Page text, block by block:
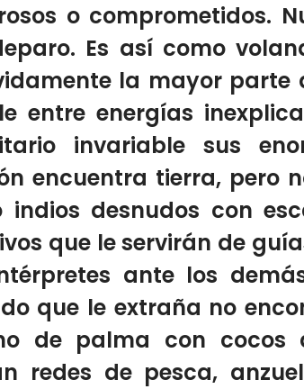
o comprometidos.
. Es así como
la mayor parte
entre energías
invariable
sus
encuentra tierra, pero
indios desnudos con
que le servirán de
ante los
que le extraña no
de palma con cocos
redes de pesca,